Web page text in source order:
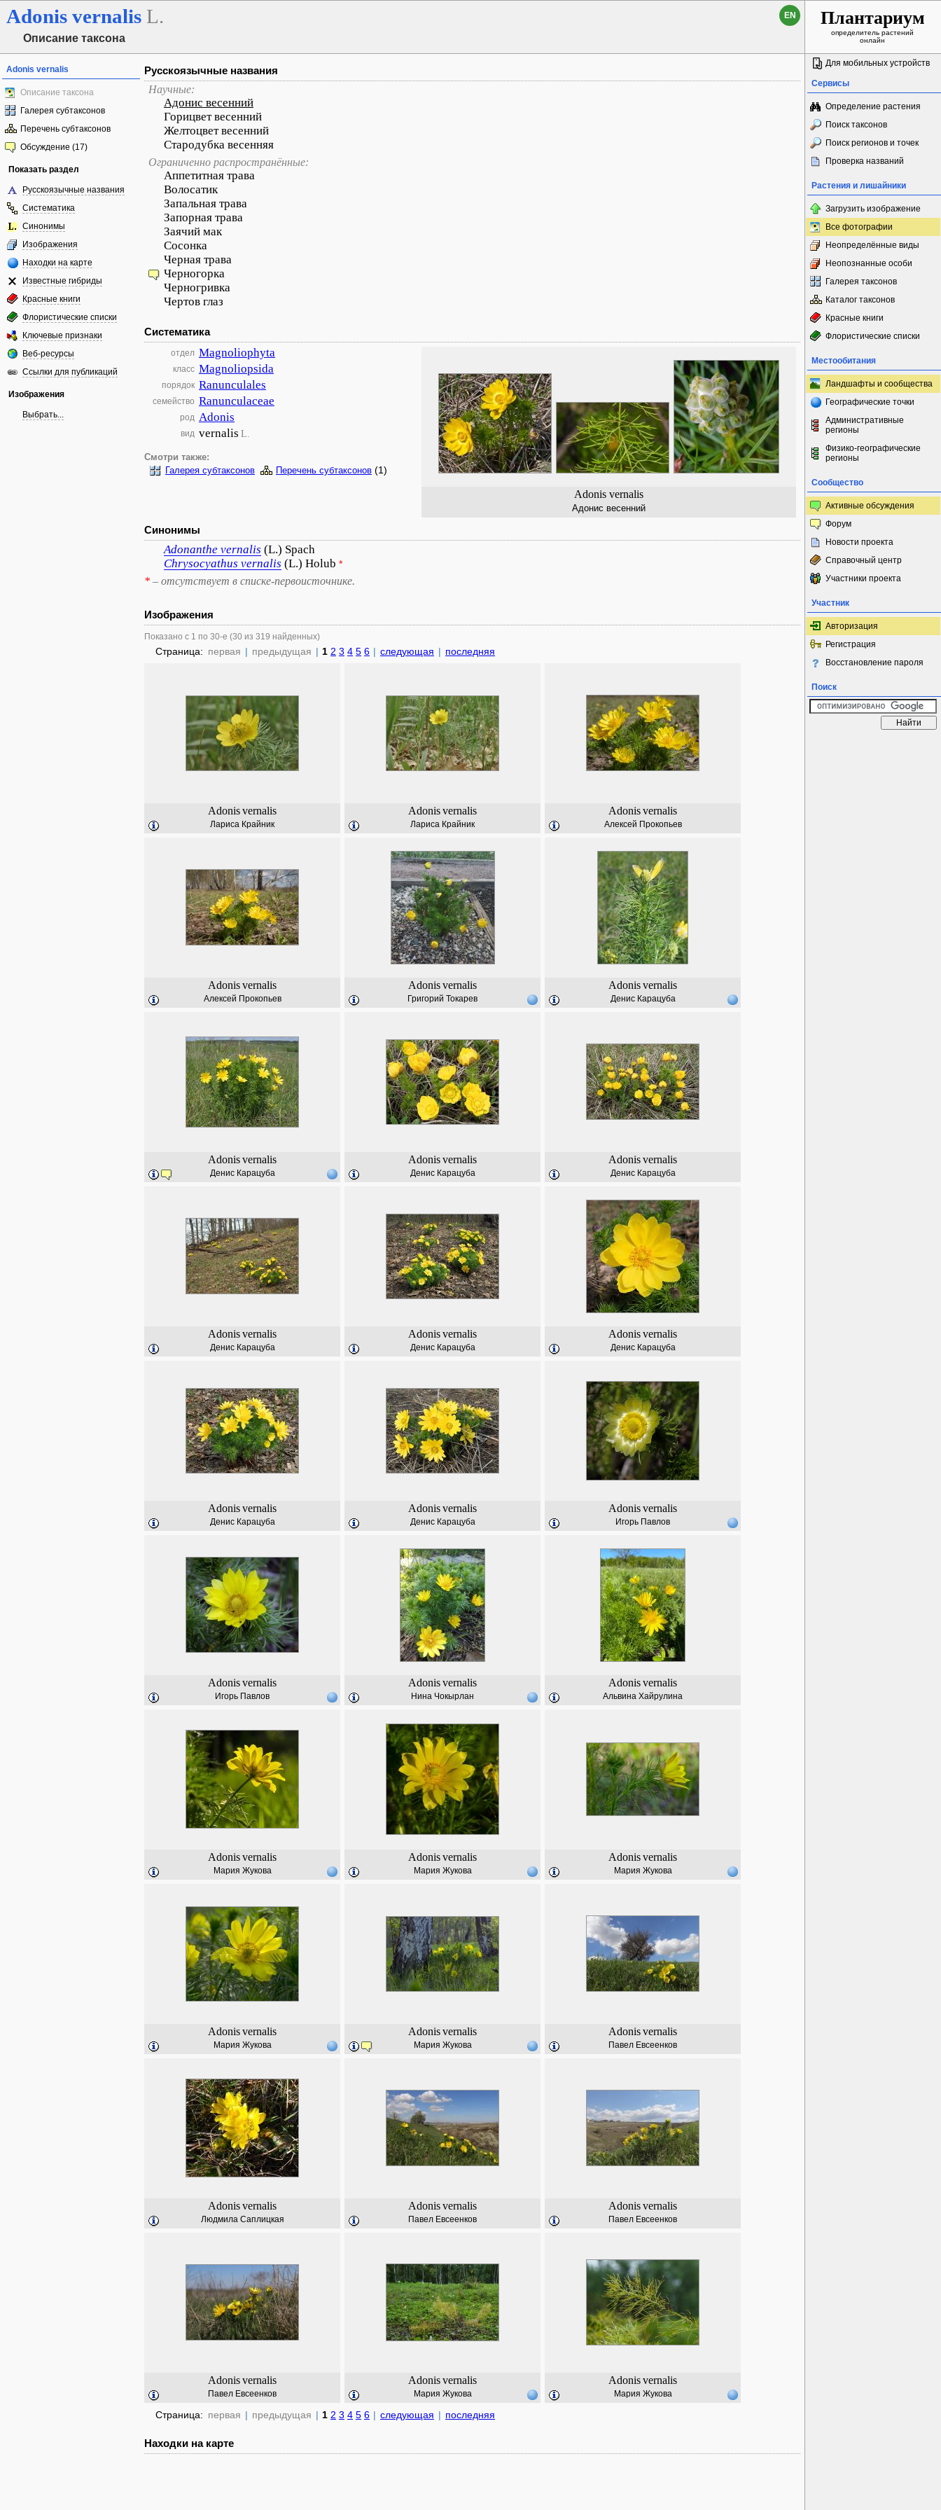
Adonis vernalis L.
Описание таксона
EN Плантариум
определитель растений
онлайн
Adonis vernalis
Описание таксона
Галерея субтаксонов
Перечень субтаксонов
Обсуждение (17)
Показать раздел
Русскоязычные названия
Систематика
Синонимы
Изображения
Находки на карте
Известные гибриды
Красные книги
Флористические списки
Ключевые признаки
Веб-ресурсы
Ссылки для публикаций
Изображения
Выбрать...
Русскоязычные названия
Научные:
Адонис весенний
Горицвет весенний
Желтоцвет весенний
Стародубка весенняя
Ограниченно распространённые:
Аппетитная трава
Волосатик
Запальная трава
Запорная трава
Заячий мак
Сосонка
Черная трава
Черногорка
Черногривка
Чертов глаз
Систематика
Adonis vernalis
Адонис весенний
отдел Magnoliophyta
класс Magnoliopsida
порядок Ranunculales
семейство Ranunculaceae
род Adonis
вид vernalis L.
Смотри также:
Галерея субтаксонов
Перечень субтаксонов (1)
Синонимы
Adonanthe vernalis (L.) Spach
Chrysocyathus vernalis (L.) Holub *
* – отсутствует в списке-первоисточнике.
Изображения
Показано с 1 по 30-е (30 из 319 найденных)
Страница: первая | предыдущая | 1 2 3 4 5 6 | следующая | последняя
Adonisvernalis
Лариса Крайник
Adonisvernalis
Лариса Крайник
Adonisvernalis
Алексей Прокопьев
Adonisvernalis
Алексей Прокопьев
Adonisvernalis
Григорий Токарев
Adonisvernalis
Денис Карацуба
Adonisvernalis
Денис Карацуба
Adonisvernalis
Денис Карацуба
Adonisvernalis
Денис Карацуба
Adonisvernalis
Денис Карацуба
Adonisvernalis
Денис Карацуба
Adonisvernalis
Денис Карацуба
Adonisvernalis
Денис Карацуба
Adonisvernalis
Денис Карацуба
Adonisvernalis
Игорь Павлов
Adonisvernalis
Игорь Павлов
Adonisvernalis
Нина Чокырлан
Adonisvernalis
Альвина Хайрулина
Adonisvernalis
Мария Жукова
Adonisvernalis
Мария Жукова
Adonisvernalis
Мария Жукова
Adonisvernalis
Мария Жукова
Adonisvernalis
Мария Жукова
Adonisvernalis
Павел Евсеенков
Adonisvernalis
Людмила Саплицкая
Adonisvernalis
Павел Евсеенков
Adonisvernalis
Павел Евсеенков
Adonisvernalis
Павел Евсеенков
Adonisvernalis
Мария Жукова
Adonisvernalis
Мария Жукова
Страница: первая | предыдущая | 1 2 3 4 5 6 | следующая | последняя
Находки на карте
Для мобильных устройств
Сервисы
Определение растения
Поиск таксонов
Поиск регионов и точек
Проверка названий
Растения и лишайники
Загрузить изображение
Все фотографии
Неопределённые виды
Неопознанные особи
Галерея таксонов
Каталог таксонов
Красные книги
Флористические списки
Местообитания
Ландшафты и сообщества
Географические точки
Административные
регионы
Физико-географические
регионы
Сообщество
Активные обсуждения
Форум
Новости проекта
Справочный центр
Участники проекта
Участник
Авторизация
Регистрация
Восстановление пароля
Поиск